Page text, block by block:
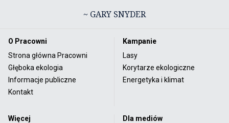
~ GARY SNYDER
O Pracowni
Strona główna Pracowni
Głęboka ekologia
Informacje publiczne
Kontakt
Kampanie
Lasy
Korytarze ekologiczne
Energetyka i klimat
Więcej
Dla mediów